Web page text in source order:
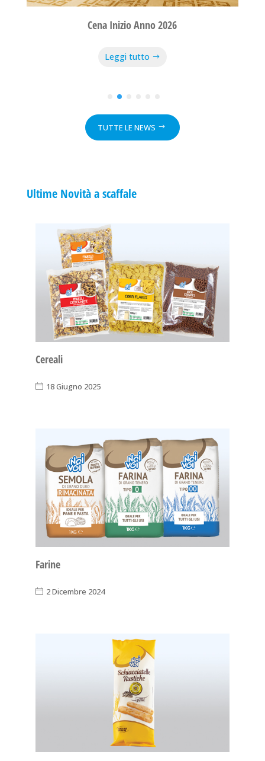
Cena Inizio Anno 2026
Leggi tutto
TUTTE LE NEWS
Ultime Novità a scaffale
Cereali
18 Giugno 2025
Farine
2 Dicembre 2024